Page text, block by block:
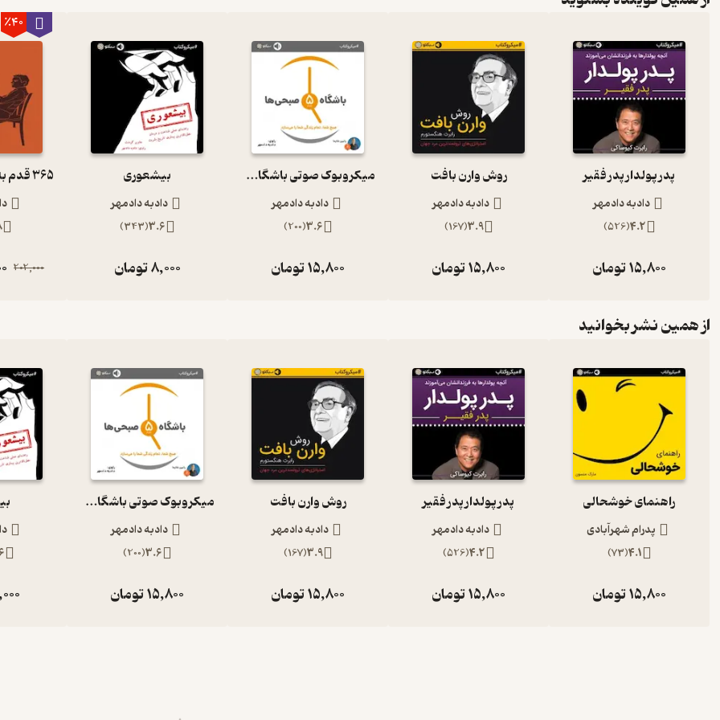
8. همیشه افکار معمول را زیر سوال ببرید
برای تغییر زندگی خود، چیزی که به آن فکر می‌کنید را تغییر دهید
مثبت اندیشی و تمرین مداوم آن، ویژگی است که مردم موفق و متوسط را از هم جدا می‌کند. به معنای واقعی کلمه، انسان‌های موفق رابطه بین
چیزی که به آن فکر می‌کنند و چیزی که به دست می‌آورند را درک کرده‌اند. آن‌ها با کنترل و مدیریت افکارشان، کنترل و مدیریت چیزهایی که به
دست می‌آورند را پیدا می‌کنند.
در ادامه به ۳ دلیل اصلی که نشان می‌دهد چرا عادت مثبت اندیشی مهم و ضروری است می‌پردازیم.
پدر پولدار پدر فقیر
دادبه دادمهر
4.2
(
526
)
15,800تومان
روش وارن بافت
دادبه دادمهر
3.9
(
167
)
15,800تومان
میکروبوک صوتی باشگاه 5 صبحی ها
دادبه دادمهر
3.6
(
200
)
15,800تومان
بیشعوری
دادبه دادمهر
3.6
(
343
)
8,000تومان
٪40
202,000
از همین نشر بخوانید
راهنمای خوشحالی
پدرام شهرآبادی
4.1
(
73
)
15,800تومان
پدر پولدار پدر فقیر
دادبه دادمهر
4.2
(
526
)
15,800تومان
روش وارن بافت
دادبه دادمهر
3.9
(
167
)
15,800تومان
میکروبوک صوتی باشگاه 5 صبحی ها
دادبه دادمهر
3.6
(
200
)
15,800تومان